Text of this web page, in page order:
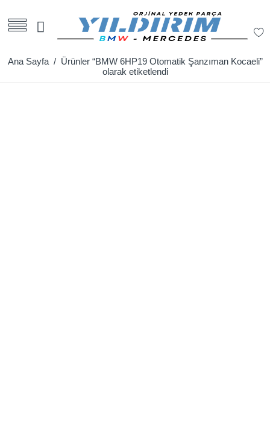
Ana Sayfa/ Ürünler “BMW 6HP19 Otomatik Şanzıman Kocaeli”
olarak etiketlendi